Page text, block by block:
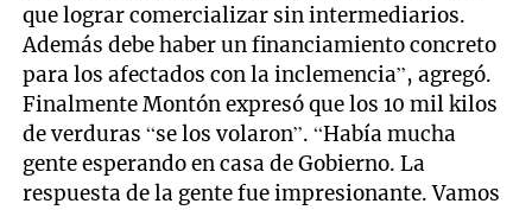
que lograr comercializar sin intermediarios.
Además debe haber un financiamiento concreto
para los afectados con la inclemencia”, agregó.
Finalmente Montón expresó que los 10 mil kilos
de verduras “se los volaron”. “Había mucha
gente esperando en casa de Gobierno. La
respuesta de la gente fue impresionante. Vamos